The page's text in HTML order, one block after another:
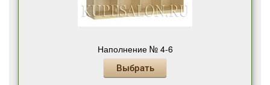
Наполнение № 4-6
Выбрать